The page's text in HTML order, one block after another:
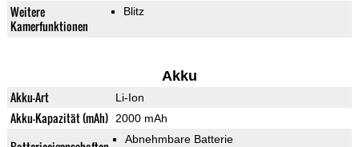
Weitere
Kamerfunktionen
Blitz
Akku
Akku-Art Li-Ion
Akku-Kapazität (mAh) 2000 mAh
Abnehmbare Batterie